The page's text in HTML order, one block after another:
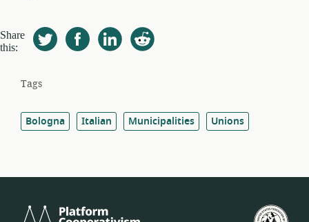
Share
this:
Tags
Bologna Italian Municipalities Unions